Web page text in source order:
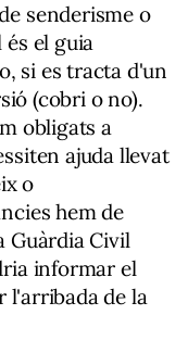
senderisme o
el guia
si es tracta d'un
(cobri o no).
obligats a
ajuda llevat
o
hem de
Guàrdia Civil
informar el
l'arribada de la